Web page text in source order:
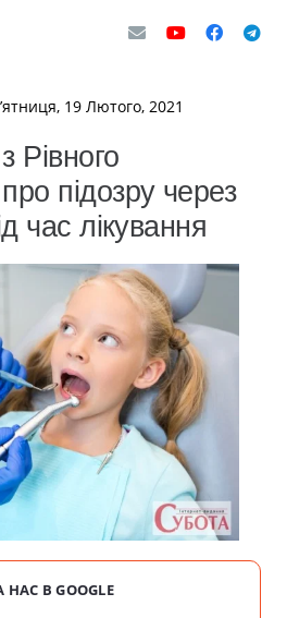
19 Лютого, 2021
Рівного
підозру через
час лікування
В GOOGLE